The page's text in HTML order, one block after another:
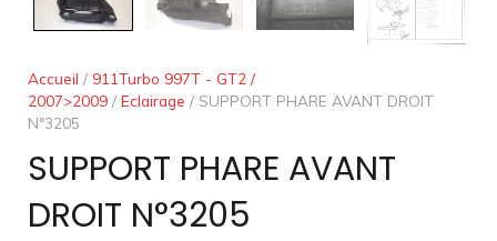
Accueil / 911Turbo 997T - GT2 /
2007>2009 / Eclairage / SUPPORT PHARE AVANT DROIT
N°3205
SUPPORT PHARE AVANT
DROIT N°3205